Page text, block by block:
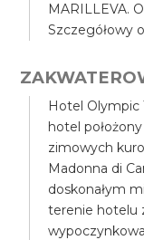
MARILLEVA.
Szczegółowy
Hotel Olympic
hotel
zimowych
Madonna di
doskonałym
terenie hotelu